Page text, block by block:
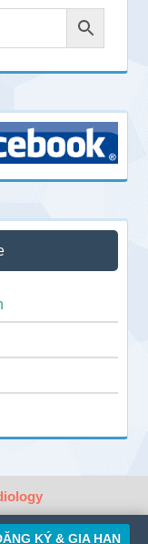
KÝ & GIA HẠN